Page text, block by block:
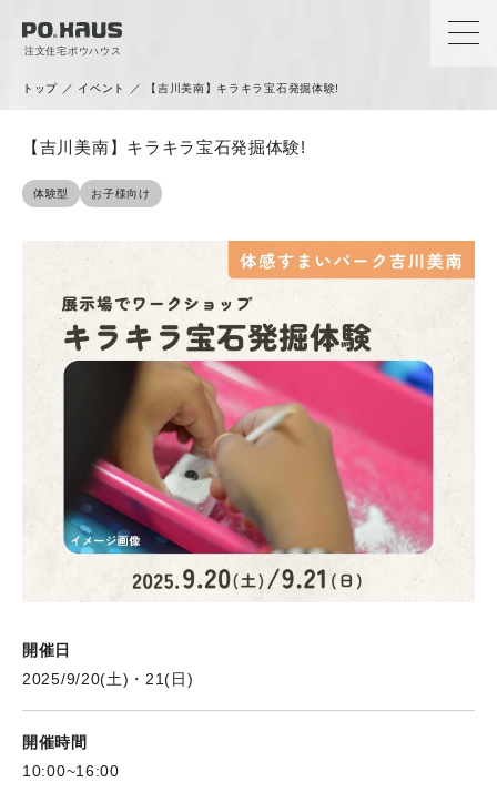
注文住宅ポウハウス
トップ ／ イベント ／ 【吉川美南】キラキラ宝石発掘体験!
【吉川美南】キラキラ宝石発掘体験!
体験型 お子様向け
開催日
2025/9/20(土)・21(日)
開催時間
10:00~16:00